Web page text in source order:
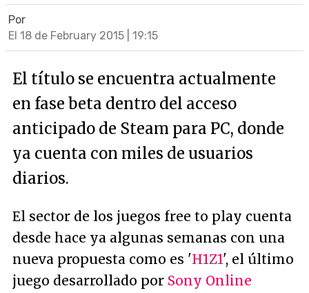
Por
El 18 de February 2015 | 19:15
El título se encuentra actualmente
en fase beta dentro del acceso
anticipado de Steam para PC, donde
ya cuenta con miles de usuarios
diarios.
El sector de los juegos free to play cuenta
desde hace ya algunas semanas con una
nueva propuesta como es 'H1Z1', el último
juego desarrollado por Sony Online